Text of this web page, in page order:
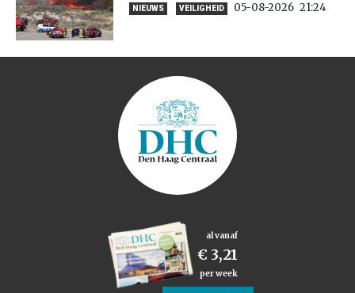
NIEUWS VEILIGHEID 05-08-2026 21:24
al vanaf
€ 3,21
per week